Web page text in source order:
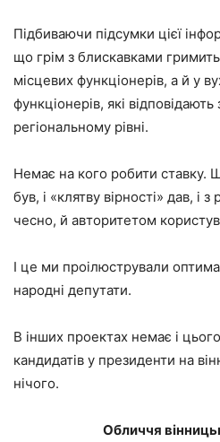
Підбиваючи підсумки цієї
що грім з блискавками
місцевих функціонерів, а й у
функціонерів, які
регіональному рівні.
Немає на кого робити ставку.
був, і «клятву вірності» дав, і
чесно, й авторитетом
І це ми проілюстрували
народні депутати.
В інших проектах немає і
кандидатів у президенти на
нічого.
Обличчя